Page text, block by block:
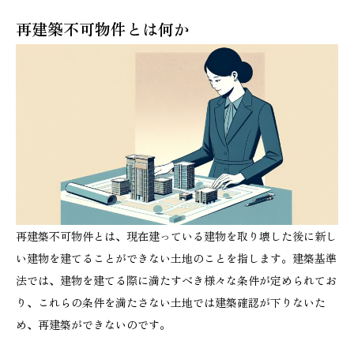
再建築不可物件とは何か
再建築不可物件とは、現在建っている建物を取り壊した後に新し
い建物を建てることができない土地のことを指します。建築基準
法では、建物を建てる際に満たすべき様々な条件が定められてお
り、これらの条件を満たさない土地では建築確認が下りないた
め、再建築ができないのです。